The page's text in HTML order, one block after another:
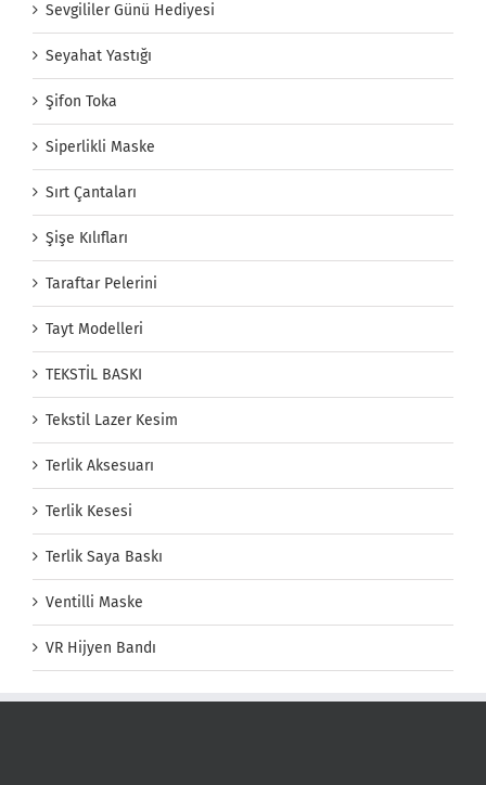
Sevgililer Günü Hediyesi
Seyahat Yastığı
Şifon Toka
Siperlikli Maske
Sırt Çantaları
Şişe Kılıfları
Taraftar Pelerini
Tayt Modelleri
TEKSTİL BASKI
Tekstil Lazer Kesim
Terlik Aksesuarı
Terlik Kesesi
Terlik Saya Baskı
Ventilli Maske
VR Hijyen Bandı